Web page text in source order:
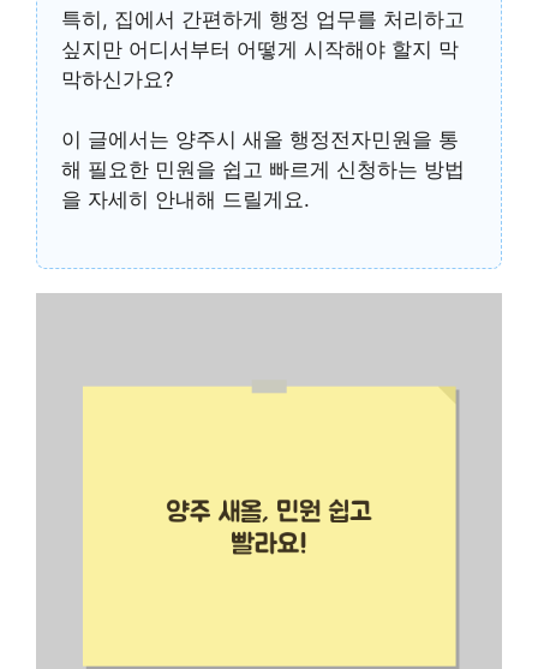
특히, 집에서 간편하게 행정 업무를 처리하고
싶지만 어디서부터 어떻게 시작해야 할지 막
막하신가요?
이 글에서는 양주시 새올 행정전자민원을 통
해 필요한 민원을 쉽고 빠르게 신청하는 방법
을 자세히 안내해 드릴게요.